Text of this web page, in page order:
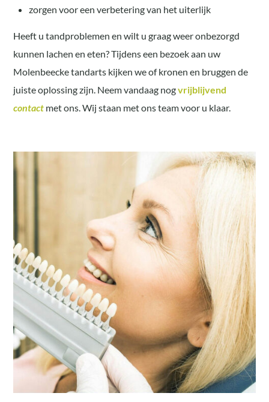
zorgen voor een verbetering van het uiterlijk
Heeft u tandproblemen en wilt u graag weer onbezorgd
kunnen lachen en eten? Tijdens een bezoek aan uw
Molenbeecke tandarts kijken we of kronen en bruggen de
juiste oplossing zijn. Neem vandaag nogvrijblijvend
contact met ons. Wij staan met ons team voor u klaar.